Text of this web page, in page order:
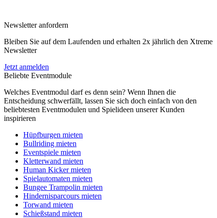
Newsletter anfordern
Bleiben Sie auf dem Laufenden und erhalten 2x jährlich den Xtreme
Newsletter
Jetzt anmelden
Beliebte Eventmodule
Welches Eventmodul darf es denn sein? Wenn Ihnen die
Entscheidung schwerfällt, lassen Sie sich doch einfach von den
beliebtesten Eventmodulen und Spielideen unserer Kunden
inspirieren
Hüpfburgen mieten
Bullriding mieten
Eventspiele mieten
Kletterwand mieten
Human Kicker mieten
Spielautomaten mieten
Bungee Trampolin mieten
Hindernisparcours mieten
Torwand mieten
Schießstand mieten